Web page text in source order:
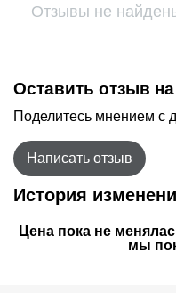
Отзывы не
Оставить отзыв на
Поделитесь мнением с
Написать отзыв
История
Цена пока не
мы